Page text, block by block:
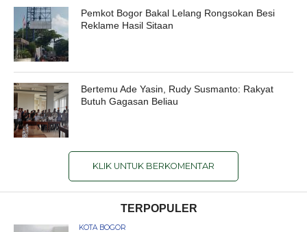
Pemkot Bogor Bakal Lelang Rongsokan Besi
Reklame Hasil Sitaan
Bertemu Ade Yasin, Rudy Susmanto: Rakyat
Butuh Gagasan Beliau
KLIK UNTUK BERKOMENTAR
TERPOPULER
KOTA BOGOR